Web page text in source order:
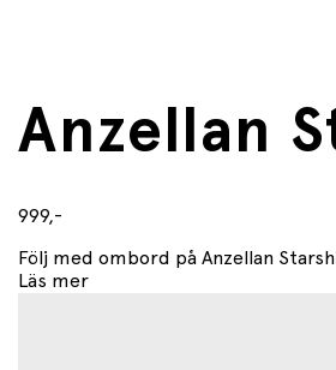
Anzellan
999,-
Följ med ombord på Anzellan
Läs mer